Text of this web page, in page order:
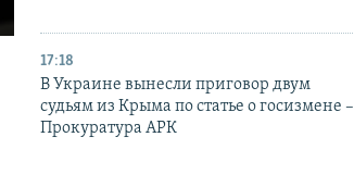
17:18
В Украине вынесли приговор двум
судьям из Крыма по статье о госизмене –
Прокуратура АРК